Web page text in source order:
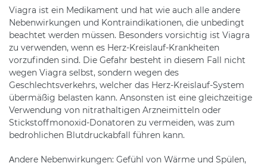
Viagra ist ein Medikament und hat wie auch alle andere
Nebenwirkungen und Kontraindikationen, die unbedingt
beachtet werden müssen. Besonders vorsichtig ist Viagra
zu verwenden, wenn es Herz-Kreislauf-Krankheiten
vorzufinden sind. Die Gefahr besteht in diesem Fall nicht
wegen Viagra selbst, sondern wegen des
Geschlechtsverkehrs, welcher das Herz-Kreislauf-System
übermäßig belasten kann. Ansonsten ist eine gleichzeitige
Verwendung von nitrathaltigen Arzneimitteln oder
Stickstoffmonoxid-Donatoren zu vermeiden, was zum
bedrohlichen Blutdruckabfall führen kann.
Аndere Nebenwirkungen: Gefühl von Wärme und Spülen,